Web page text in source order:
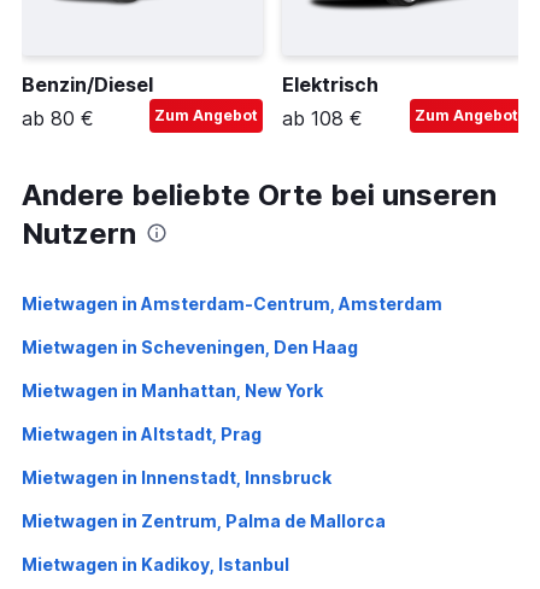
Benzin/Diesel
ab 80 €
Zum Angebot
Elektrisch
ab 108 €
Zum Angebot
Andere beliebte Orte bei unseren
Nutzern
Mietwagen in Amsterdam-Centrum, Amsterdam
Mietwagen in Scheveningen, Den Haag
Mietwagen in Manhattan, New York
Mietwagen in Altstadt, Prag
Mietwagen in Innenstadt, Innsbruck
Mietwagen in Zentrum, Palma de Mallorca
Mietwagen in Kadikoy, Istanbul